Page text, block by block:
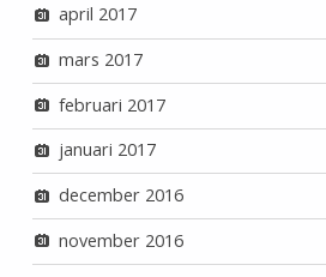
april 2017
mars 2017
februari 2017
januari 2017
december 2016
november 2016